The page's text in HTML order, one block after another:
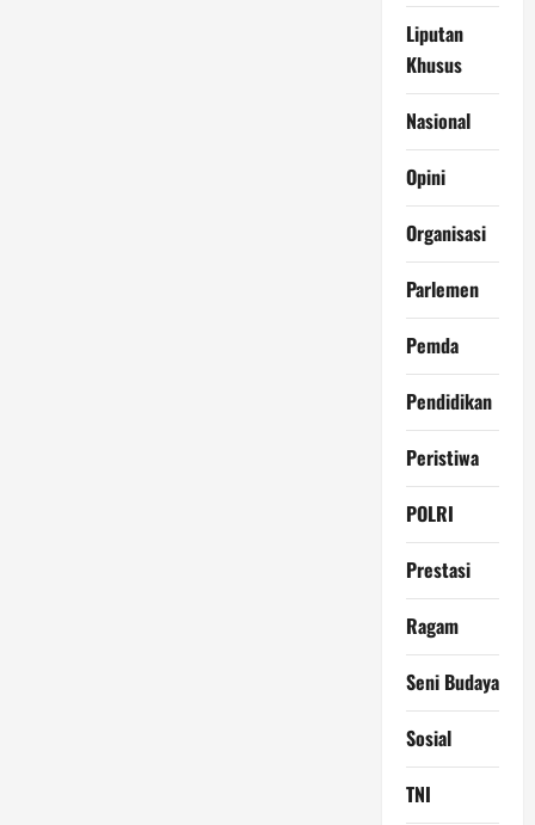
Liputan
Khusus
Nasional
Opini
Organisasi
Parlemen
Pemda
Pendidikan
Peristiwa
POLRI
Prestasi
Ragam
Seni Budaya
Sosial
TNI